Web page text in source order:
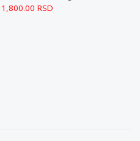
1,800.00 RSD